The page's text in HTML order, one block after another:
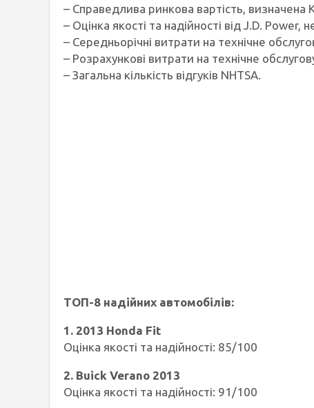
– Справедлива ринкова вартість, визначена
– Оцінка якості та надійності від J.D. Power,
– Середньорічні витрати на технічне
– Розрахункові витрати на технічне
– Загальна кількість відгуків NHTSA.
ТОП-8 надійних автомобілів:
1. 2013 Honda Fit
Оцінка якості та надійності: 85/100
2. Buick Verano 2013
Оцінка якості та надійності: 91/100